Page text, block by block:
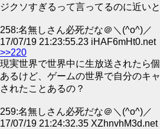
ジクソすぎるって言ってるのに近い
258:名無しさん必死だな＠＼(^o^)／
17/07/19 21:23:55.23 iHAF6mHt0.net
>>220
現実世界で世界中に生放送されたら
あるけど、ゲームの世界で自分のキ
されたことあるの？
259:名無しさん必死だな＠＼(^o^)／
17/07/19 21:24:32.35 XZhnvhM3d.net